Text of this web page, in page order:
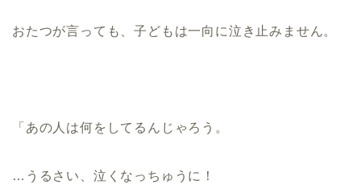
おたつが言っても、子どもは一向に泣き止みません。
「あの人は何をしてるんじゃろう。
…うるさい、泣くなっちゅうに！